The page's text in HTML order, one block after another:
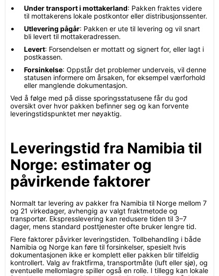
Under transport i mottakerland: Pakken fraktes videre
til mottakerens lokale postkontor eller distribusjonssenter.
Utlevering pågår: Pakken er ute til levering og vil snart
bli levert til mottakeradressen.
Levert: Forsendelsen er mottatt og signert for, eller lagt i
postkassen.
Forsinkelse: Oppstår det problemer underveis, vil denne
statusen informere om årsaken, for eksempel værforhold
eller manglende dokumentasjon.
Ved å følge med på disse sporingsstatusene får du god
oversikt over hvor pakken befinner seg og kan forvente
leveringstidspunktet mer nøyaktig.
Leveringstid fra Namibia til
Norge: estimater og
påvirkende faktorer
Normalt tar levering av pakker fra Namibia til Norge mellom 7
og 21 virkedager, avhengig av valgt fraktmetode og
transportør. Ekspresslevering kan redusere tiden til 3–7
dager, mens standard posttjenester ofte bruker lengre tid.
Flere faktorer påvirker leveringstiden. Tollbehandling i både
Namibia og Norge kan føre til forsinkelser, spesielt hvis
dokumentasjonen ikke er komplett eller pakken blir tilfeldig
kontrollert. Valg av fraktfirma, transportmåte (luft eller sjø), og
eventuelle mellomlagre spiller også en rolle. I tillegg kan lokale